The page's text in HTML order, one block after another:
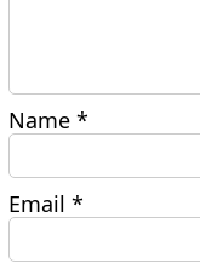
Name*
Email*